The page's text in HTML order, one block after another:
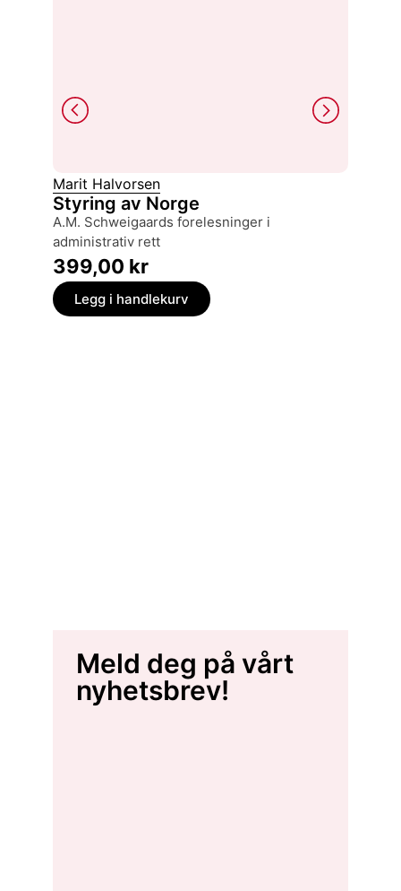
Marit Halvorsen
Styring av Norge
A.M. Schweigaards forelesninger i
administrativ rett
399,00 kr
Legg i handlekurv
Meld deg på vårt
nyhetsbrev!